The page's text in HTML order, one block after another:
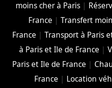
moins cher à Paris |
France |Transfert
France |Transport à Paris
à Paris et Ile de France |
Paris et Ile de France |
France | Location